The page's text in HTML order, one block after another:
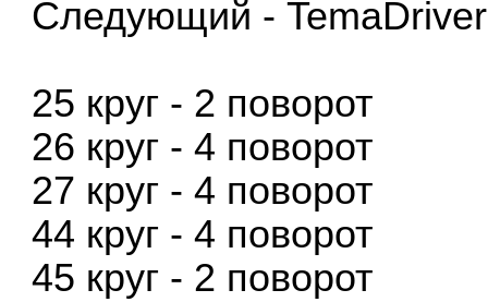
Следующий -
25 круг - 2 поворот
26 круг - 4 поворот
27 круг - 4 поворот
44 круг - 4 поворот
45 круг - 2 поворот